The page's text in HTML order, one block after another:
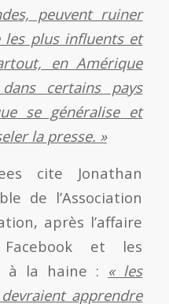
peuvent ruiner
les plus influents et
en Amérique
certains pays
se généralise et
la presse. »
cite Jonathan
de l’Association
après l’affaire
et les
à la haine : « les
apprendre